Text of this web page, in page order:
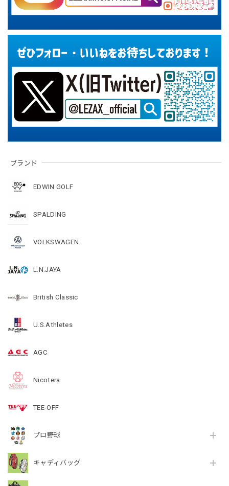
ブランド
EDWIN GOLF
SPALDING
VOLKSWAGEN
L.N.JAYA
British Classic
U.S.Athletes
AGC
Nicotera
TEE-OFF
プロ野球
キャディバッグ